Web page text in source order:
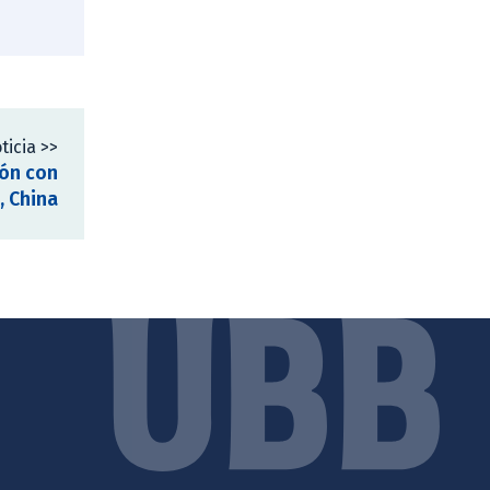
>>
con
China